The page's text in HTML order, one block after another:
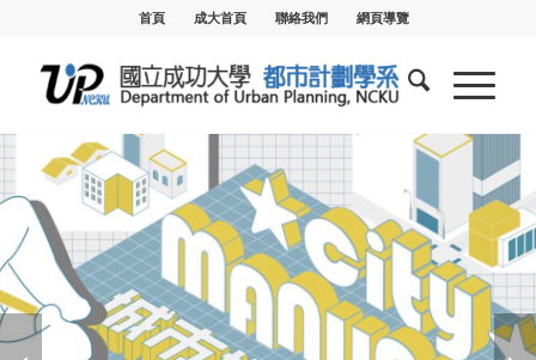
首頁 成大首頁 聯絡我們 網頁導覽